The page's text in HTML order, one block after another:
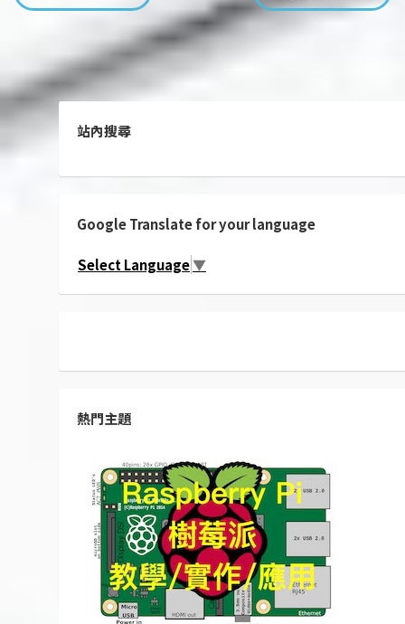
站內搜尋
Google Translate for your language
Select Language▼
熱門主題